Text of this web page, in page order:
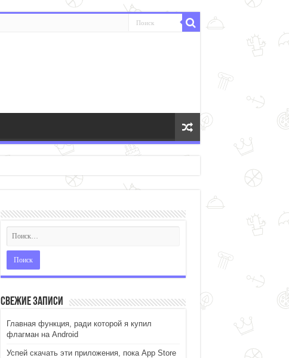
Свежие записи
Главная функция, ради которой я купил
флагман на Android
Успей скачать эти приложения, пока App Store